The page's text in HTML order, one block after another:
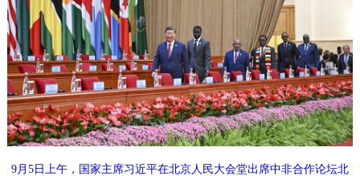
9月5日上午，国家主席习近平在北京人民大会堂出席中非合作论坛北